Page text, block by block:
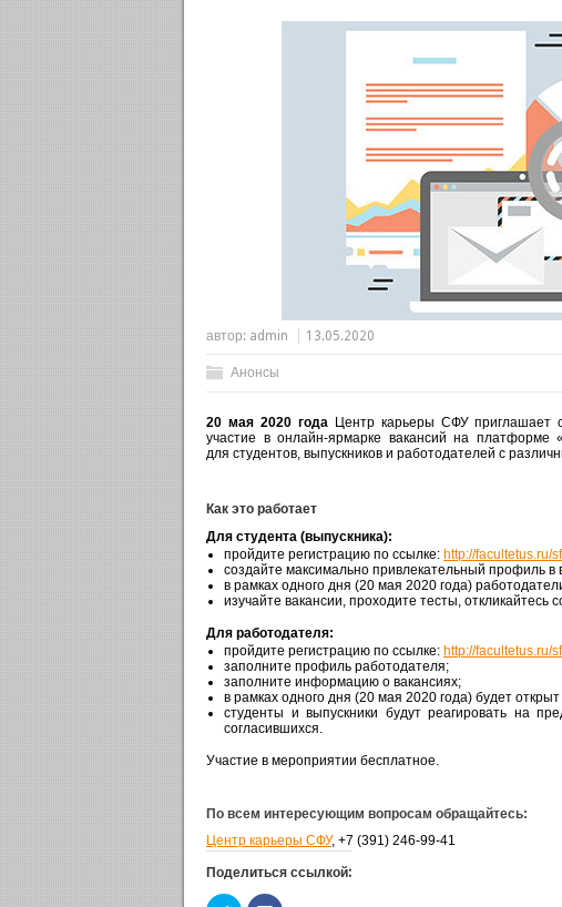
автор: admin 13.05.2020
Анонсы
20 мая 2020 годаЦентр карьеры СФУ приглашает
участие в онлайн-ярмарке вакансий на
для студентов, выпускников и работодателей с
Как это работает
Для студента (выпускника):
пройдите регистрацию по ссылке: http://facultetus.ru/
создайте максимально привлекательный профиль в
в рамках одного дня (20 мая 2020 года)
изучайте вакансии, проходите тесты,
Для работодателя:
пройдите регистрацию по ссылке: http://facultetus.ru/
заполните профиль работодателя;
заполните информацию о вакансиях;
в рамках одного дня (20 мая 2020 года) будет
студенты и выпускники будут реагировать на
согласившихся.
Участие в мероприятии бесплатное.
По всем интересующим вопросам обращайтесь:
Центр карьеры СФУ, +7 (391) 246-99-41
Поделиться ссылкой: